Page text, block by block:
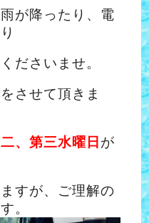
が降ったり、電
ださいませ。
させて頂きま
、第三水曜日 が
すが、ご理解の
。